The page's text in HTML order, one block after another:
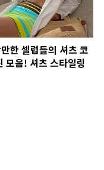
한 셀럽들의 셔츠 코
모음! 셔츠 스타일링